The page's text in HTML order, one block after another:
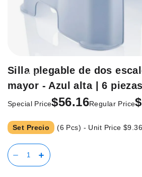
Saltar
principio
la
galería
de
-35%
Silla plegable de dos
mayor - Azul alta | 6 piezas
Special Price$56.16Regular Price
Set Precio (6 Pcs) - Unit Price$9.36